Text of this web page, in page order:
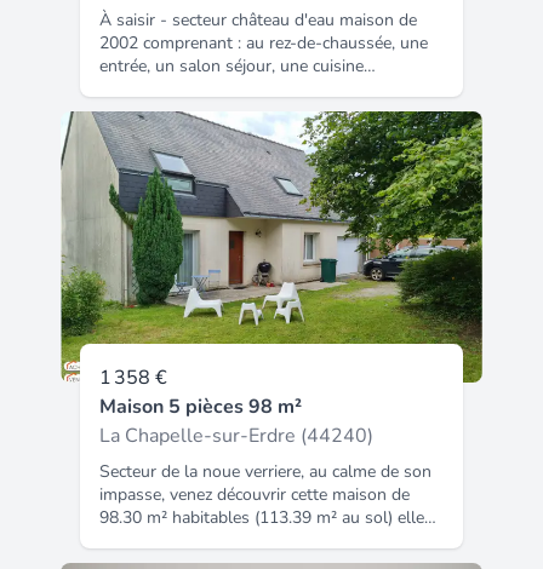
À saisir - secteur château d'eau maison de
2002 comprenant : au rez-de-chaussée, une
entrée, un salon séjour, une cuisine
un dégagement desservant 1 chambre, un
wc et une salle d'eau. Au premier étage, un
palier desservant 3 chambres, un wc, une
salle de bains et un grenier. Le tout sur un
terrain clôturé de 501 m² avec un garage. Au
calme dans un lotissement. Disponible le 22
août 2026. Loyer : 1300.82 + 55.00 de
charges (entretien de la chaudière, charges
lotissement et taxe d'enlèvement des
ordures ménagères) - honoraire locataires :
1248.79 (dont 332.70 d'état des lieux).
Agence jefimmo thouare.
1 358 €
Maison 5 pièces 98 m²
La Chapelle-sur-Erdre (44240)
Secteur de la noue verriere, au calme de son
impasse, venez découvrir cette maison de
98.30 m² habitables (113.39 m² au sol) elle
desservant une pièce de vie avec une